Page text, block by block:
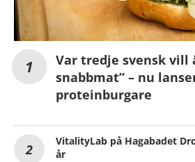
Var tredje svensk vill
snabbmat” – nu
proteinburgare
VitalityLab på Hagabadet
år